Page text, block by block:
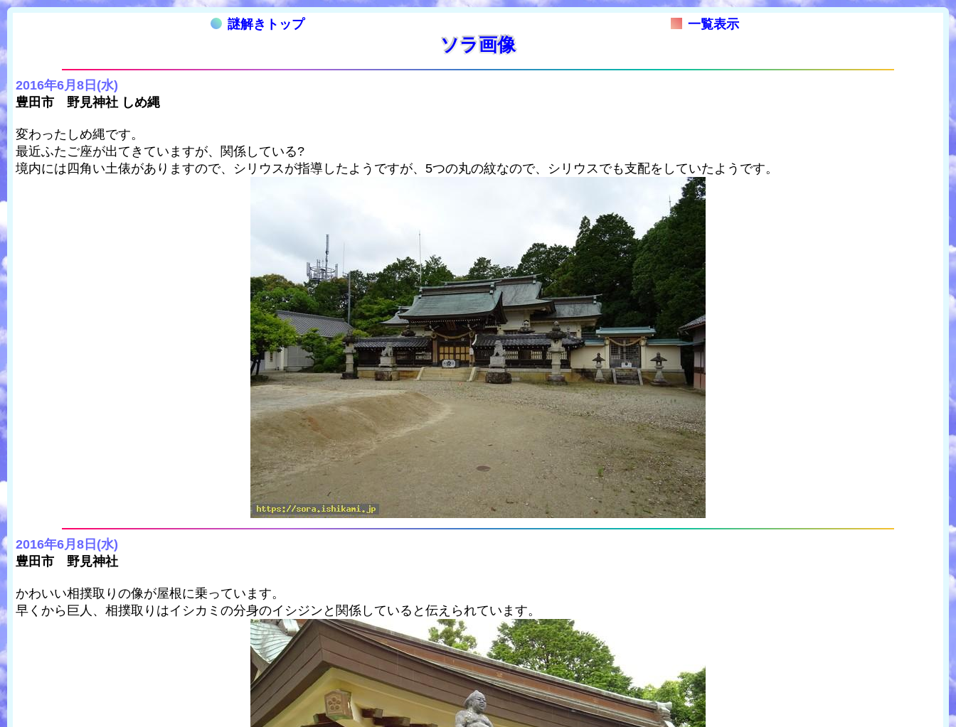
謎解きトップ 一覧表示
ソラ画像
2016年6月8日(水)
豊田市 野見神社 しめ縄
変わったしめ縄です。
最近ふたご座が出てきていますが、関係している?
境内には四角い土俵がありますので、シリウスが指導したようですが、5つの丸の紋なので、シリウスでも支配をしていたようです。
2016年6月8日(水)
豊田市 野見神社
かわいい相撲取りの像が屋根に乗っています。
早くから巨人、相撲取りはイシカミの分身のイシジンと関係していると伝えられています。